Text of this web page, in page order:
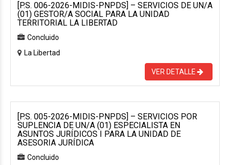
[P.S. 006-2026-MIDIS-PNPDS] – SERVICIOS DE UN/A
(01) GESTOR/A SOCIAL PARA LA UNIDAD
TERRITORIAL LA LIBERTAD
Concluido
La Libertad
VER DETALLE
[P.S. 005-2026-MIDIS-PNPDS] – SERVICIOS POR
SUPLENCIA DE UN/A (01) ESPECIALISTA EN
ASUNTOS JURÍDICOS I PARA LA UNIDAD DE
ASESORIA JURÍDICA
Concluido